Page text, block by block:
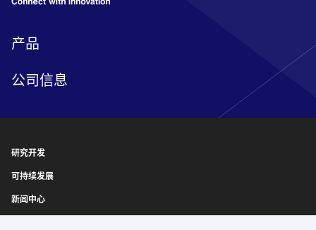
产品
公司信息
研究开发
可持续发展
新闻中心